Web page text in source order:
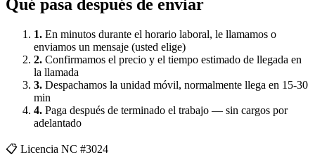
Qué pasa después de enviar
1. En minutos durante el horario laboral, le llamamos o
enviamos un mensaje (usted elige)
2. Confirmamos el precio y el tiempo estimado de llegada en
la llamada
3. Despachamos la unidad móvil, normalmente llega en 15-30
min
4. Paga después de terminado el trabajo — sin cargos por
adelantado
📋 Licencia NC #3024